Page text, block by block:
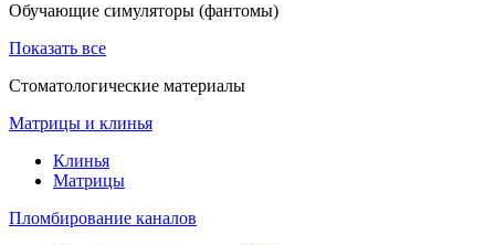
Обучающие симуляторы (фантомы)
Показать все
Стоматологические материалы
Матрицы и клинья
Клинья
Матрицы
Пломбирование каналов